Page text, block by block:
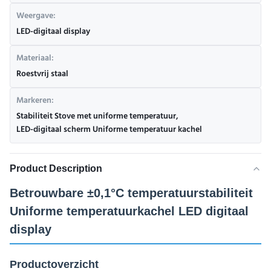
Weergave:
LED-digitaal display
Materiaal:
Roestvrij staal
Markeren:
Stabiliteit Stove met uniforme temperatuur,
LED-digitaal scherm Uniforme temperatuur kachel
Product Description
Betrouwbare ±0,1°C temperatuurstabiliteit
Uniforme temperatuurkachel LED digitaal
display
Productoverzicht